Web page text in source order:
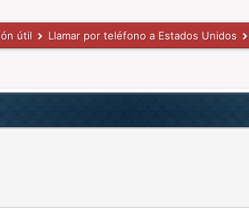
útil Llamar por teléfono a Estados Unidos